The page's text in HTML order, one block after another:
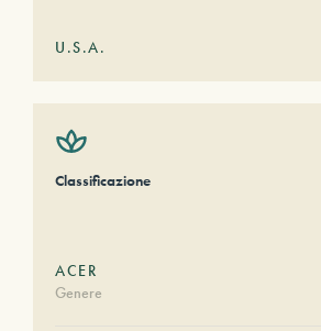
U.S.A.
Classificazione
ACER
Genere